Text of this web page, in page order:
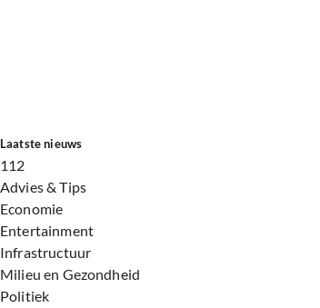
Laatste nieuws
112
Advies & Tips
Economie
Entertainment
Infrastructuur
Milieu en Gezondheid
Politiek